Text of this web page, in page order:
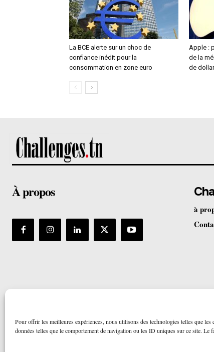
Pour offrir les meilleures expériences, nous utilisons des technologies telles que
données telles que le comportement de navigation ou les ID uniques sur ce site.
La BCE alerte sur un choc de
confiance inédit pour la
consommation en zone euro
Apple :
de la
de
À propos
à